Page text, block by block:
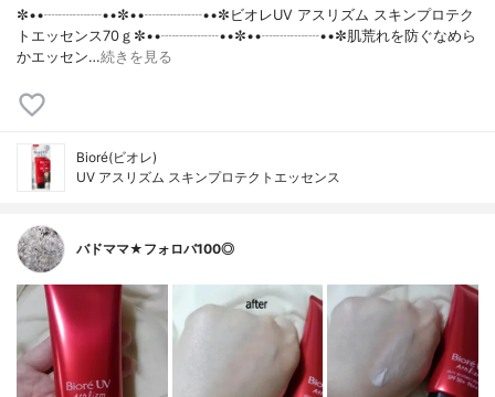
✼••┈┈┈┈••✼••┈┈┈┈••✼ビオレUV アスリズム スキンプロテク
トエッセンス70ｇ✼••┈┈┈┈••✼••┈┈┈┈••✼肌荒れを防ぐなめら
かエッセン…続きを見る
Bioré(ビオレ)
UV アスリズム スキンプロテクトエッセンス
バドママ★フォロバ100◎